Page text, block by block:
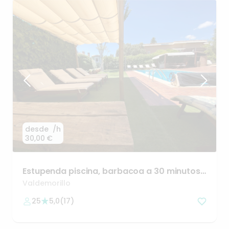
desde
30,00 €
/h
Estupenda piscina​,​ barbacoa a 30 minutos
de Madrid
Valdemorillo
25
5,0(17)